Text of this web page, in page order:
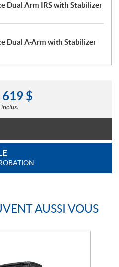
Dual Arm IRS with Stabilizer
Dual A-Arm with Stabilizer
619 $
AUSSI VOUS